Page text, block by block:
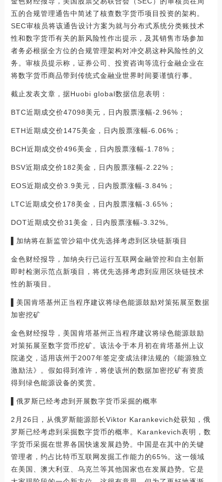
五的合规管理通告中简述了核查数字货币项目投资的架构。
SEC审核员将该通告设计方案为就与分布式系统分类账技术
性和数字货币有关的新风险性作出提示，及其销售市场参加
者务必根据全方位的合规管理架构对冲交易这种风险性的义
务。审核员提示称，证券公司、投资咨询等流行金融企业在
将数字货币商品带到传统式金融业世界时间要谨慎行事。
截止发表文章，据Huobi global数据信息表明：
BTC近期成交价47098美元，日内股票涨幅-2.96%；
ETH近期成交价1475美金，日内股票涨幅-6.06%；
BCH近期成交价496美金，日内股票涨幅-1.78%；
BSV近期成交价182美金，日内股票涨幅-2.22%；
EOS近期成交价3.9美元，日内股票涨幅-3.84%；
LTC近期成交价178美金，日内股票涨幅-3.65%；
DOT近期成交价31美金，日内股票涨幅-3.32%。
▌加纳将在新监管沙箱中优先选择考虑到区块链新项目
金色财经报导，加纳央行已运行互联网金融管控和自主创新
即时检测示范点新项目，将优先选择考虑到应用区块链技术
性的新项目。
▌美国肯塔基州正当程序建议将绿色能源鼓励对策拓展至数据
加密挖矿
金色财经报导，美国肯塔基州正当程序建议将绿色能源鼓励
对策拓展至数字货币挖矿。该法令于本月初在肯塔基州上议
院递交，适用该州于2007年签定变成法律法规的《能源独立
激励法》。假如得到准许，将使该州的数据加密挖矿有资质
得到绿色能源设备的奖赏。
▌俄罗斯已经考虑到开展数字货币采掘的概率
2月26日，从俄罗斯能源部长Viktor Karankevich处获知，俄
罗斯已经考虑到采掘数字货币的概率。Karankevich表明，数
字货币采掘在世界各国快速发展趋势。中国是在其中的关键
管理者，约占比特币互联网发掘工作能力的65%。这一领域
在美国、澳大利亚、乌克兰等其他国家也在发展趋势。它是